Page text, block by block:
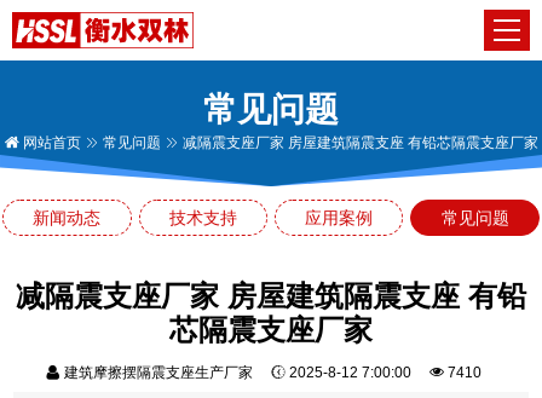
常见问题
网站首页 常见问题 减隔震支座厂家 房屋建筑隔震支座 有铅芯隔震支座厂家
新闻动态 技术支持 应用案例 常见问题
减隔震支座厂家 房屋建筑隔震支座 有铅
芯隔震支座厂家
建筑摩擦摆隔震支座生产厂家 2025-8-12 7:00:00 7410